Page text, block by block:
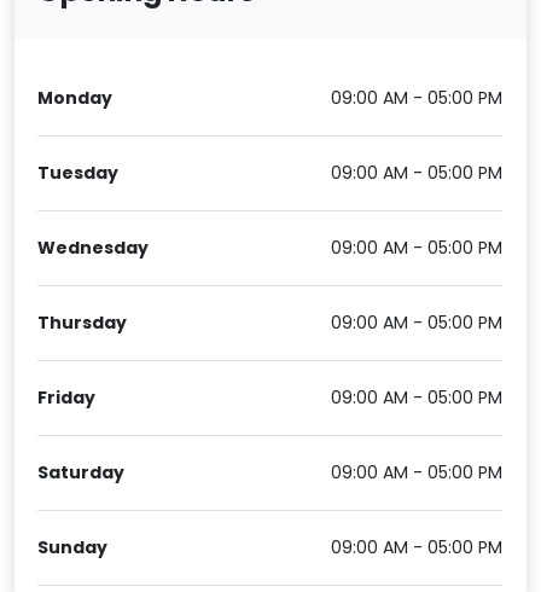
Monday 09:00 AM - 05:00 PM
Tuesday 09:00 AM - 05:00 PM
Wednesday 09:00 AM - 05:00 PM
Thursday 09:00 AM - 05:00 PM
Friday 09:00 AM - 05:00 PM
Saturday 09:00 AM - 05:00 PM
Sunday 09:00 AM - 05:00 PM